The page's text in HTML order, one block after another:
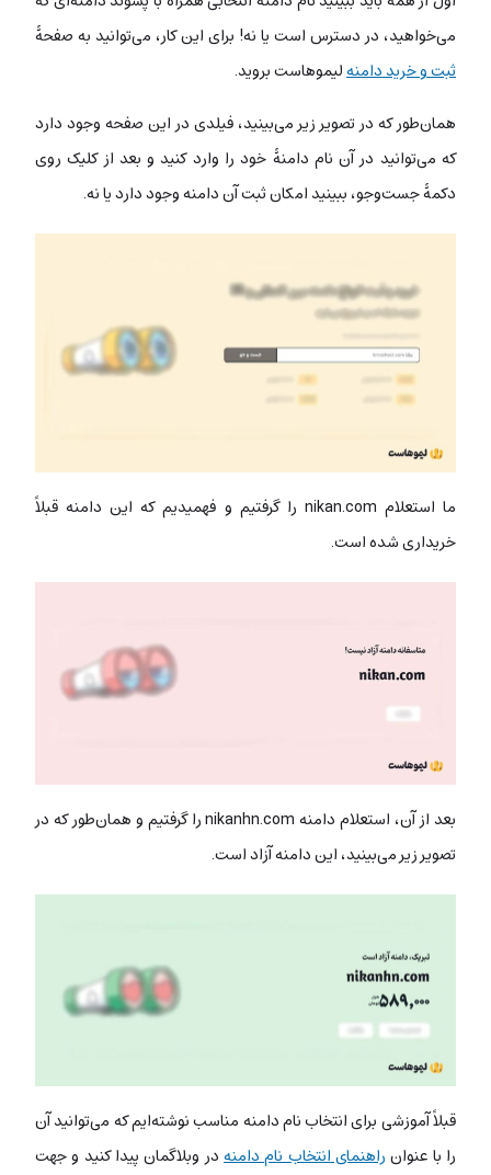
می‌خواهید، در دسترس است یا نه! برای این کار، می‌توانید به صفحۀ
ثبت و خرید دامنهلیموهاست بروید.
همان‌طور که در تصویر زیر می‌بینید، فیلدی در این صفحه وجود دارد
که می‌توانید در آن نام دامنۀ خود را وارد کنید و بعد از کلیک روی
دکمۀ جست‌و‌جو، ببینید امکان ثبت آن دامنه وجود دارد یا نه.
ما استعلام nikan.com را گرفتیم و فهمیدیم که این دامنه قبلاً
خریداری شده است.
بعد از آن، استعلام دامنه nikanhn.com را گرفتیم و همان‌طور که در
تصویر زیر می‌بینید، این دامنه آزاد است.
قبلاً آموزشی برای انتخاب نام دامنه مناسب نوشته‌ایم که می‌توانید آن
را با عنوانراهنمای انتخاب نام دامنهدر وبلاگمان پیدا کنید و جهت